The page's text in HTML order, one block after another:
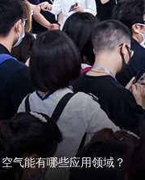
气能有哪些应用领域？